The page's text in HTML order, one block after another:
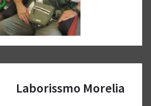
Laborissmo Morelia